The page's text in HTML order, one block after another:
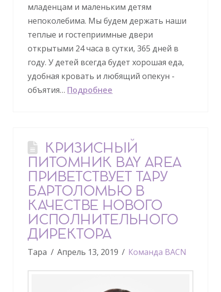
младенцам и маленьким детям
непоколебима. Мы будем держать наши
теплые и гостеприимные двери
открытыми 24 часа в сутки, 365 дней в
году. У детей всегда будет хорошая еда,
удобная кровать и любящий опекун -
объятия… Подробнее
КРИЗИСНЫЙ
ПИТОМНИК BAY AREA
ПРИВЕТСТВУЕТ ТАРУ
БАРТОЛОМЬЮ В
КАЧЕСТВЕ НОВОГО
ИСПОЛНИТЕЛЬНОГО
ДИРЕКТОРА
Тара Апрель 13, 2019 Команда BACN